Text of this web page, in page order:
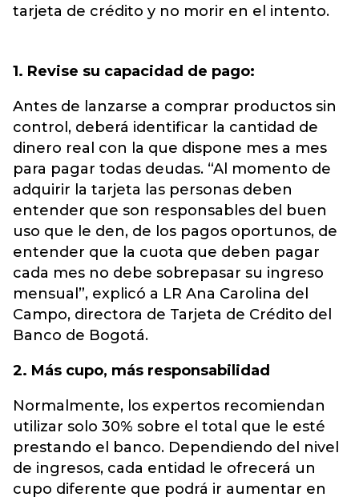
tarjeta de crédito y no morir en el intento.
1. Revise su capacidad de pago:
Antes de lanzarse a comprar productos sin
control, deberá identificar la cantidad de
dinero real con la que dispone mes a mes
para pagar todas deudas. “Al momento de
adquirir la tarjeta las personas deben
entender que son responsables del buen
uso que le den, de los pagos oportunos, de
entender que la cuota que deben pagar
cada mes no debe sobrepasar su ingreso
mensual”, explicó a LR Ana Carolina del
Campo, directora de Tarjeta de Crédito del
Banco de Bogotá.
2. Más cupo, más responsabilidad
Normalmente, los expertos recomiendan
utilizar solo 30% sobre el total que le esté
prestando el banco. Dependiendo del nivel
de ingresos, cada entidad le ofrecerá un
cupo diferente que podrá ir aumentar en